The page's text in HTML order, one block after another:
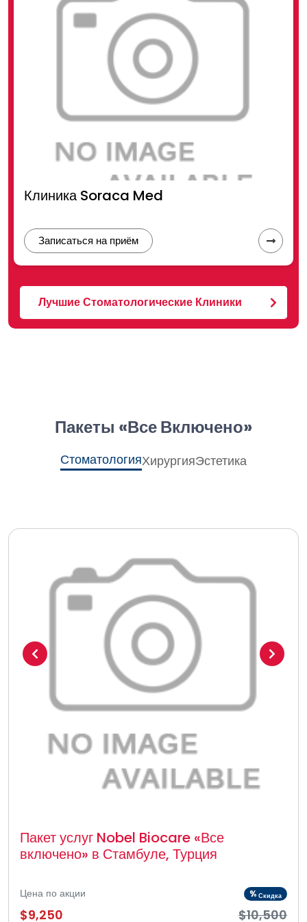
Клиника Soraca Med
Записаться на приём
Лучшие Стоматологические Клиники
Пакеты «все Включено»
СтоматологияХирургияЭстетика
Пакет услуг Nobel Biocare «Все
включено» в Стамбуле, Турция
Цена по акции %Скидка
$9,250 $10,500